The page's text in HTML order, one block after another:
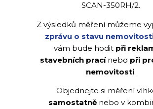
SCAN-350RH/2.
Z výsledků měření můžeme
zprávu o stavu
vám bude hodit při
stavebních pracínebo při
nemovitosti.
Objednejte si měření
samostatně nebo v